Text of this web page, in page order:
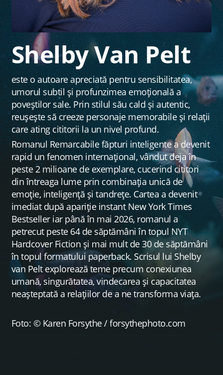
Shelby Van Pelt
este o autoare apreciată pentru sensibilitatea,
umorul subtil și profunzimea emoțională a
poveștilor sale. Prin stilul său cald și autentic,
reușește să creeze personaje memorabile și relații
care ating cititorii la un nivel profund.
Romanul Remarcabile făpturi inteligente a devenit
rapid un fenomen internațional, vândut deja în
peste 2 milioane de exemplare, cucerind cititori
din întreaga lume prin combinația unică de
emoție, inteligență și tandrețe. Cartea a devenit
imediat după apariție instant New York Times
Bestseller iar până în mai 2026, romanul a
petrecut peste 64 de săptămâni în topul NYT
Hardcover Fiction și mai mult de 30 de săptămâni
în topul formatului paperback. Scrisul lui Shelby
van Pelt explorează teme precum conexiunea
umană, singurătatea, vindecarea și capacitatea
neașteptată a relațiilor de a ne transforma viața.
Foto: © Karen Forsythe / forsythephoto.com